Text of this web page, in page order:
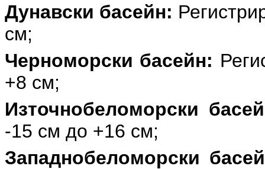
Дунавски басейн:
см;
Черноморски басейн:
+8 см;
Източнобеломорски
-15 см до +16 см;
Западнобеломорски